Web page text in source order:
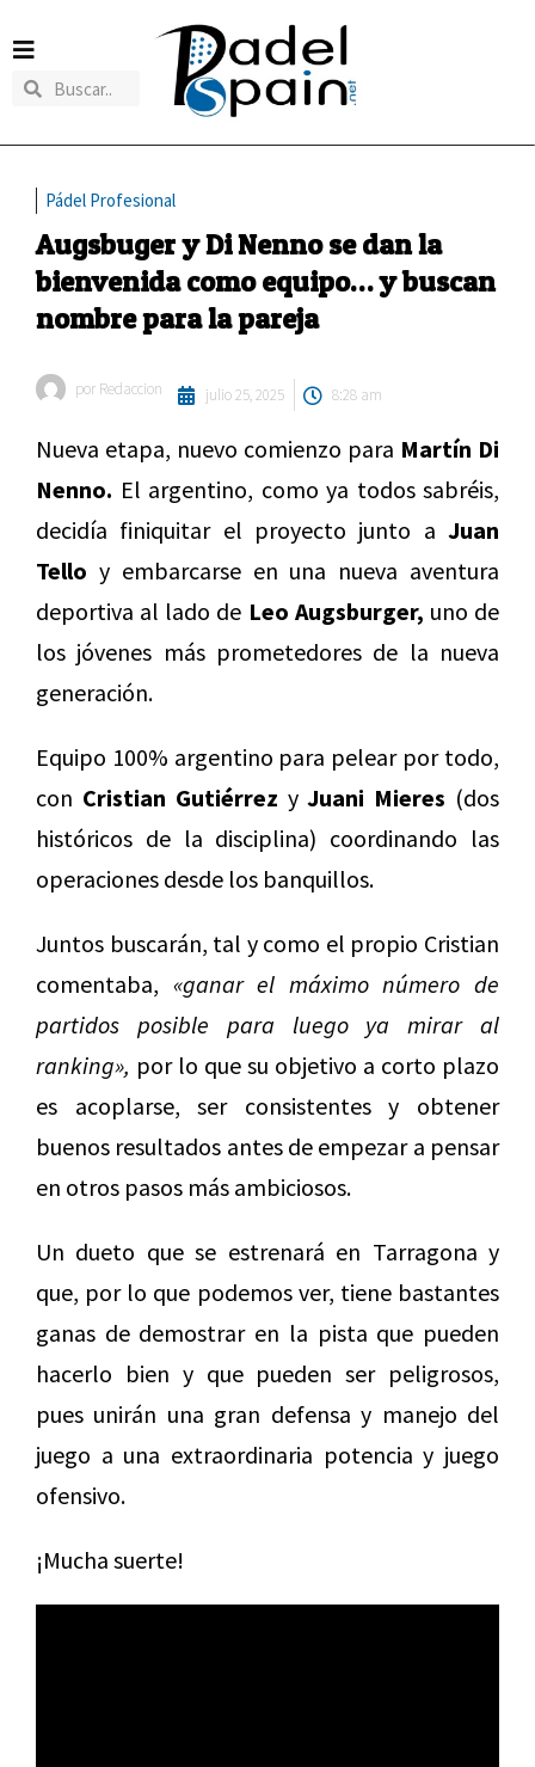
Pádel Profesional
Augsbuger y Di Nenno se dan la
bienvenida como equipo… y buscan
nombre para la pareja
por Redaccion julio 25, 2025 8:28 am
Nueva etapa, nuevo comienzo para Martín Di
Nenno. El argentino, como ya todos sabréis,
decidía finiquitar el proyecto junto a Juan
Tello y embarcarse en una nueva aventura
deportiva al lado de Leo Augsburger, uno de
los jóvenes más prometedores de la nueva
generación.
Equipo 100% argentino para pelear por todo,
con Cristian Gutiérrez yJuani Mieres (dos
históricos de la disciplina) coordinando las
operaciones desde los banquillos.
Juntos buscarán, tal y como el propio Cristian
comentaba, «ganar el máximo número de
partidos posible para luego ya mirar al
ranking», por lo que su objetivo a corto plazo
es acoplarse, ser consistentes y obtener
buenos resultados antes de empezar a pensar
en otros pasos más ambiciosos.
Un dueto que se estrenará en Tarragona y
que, por lo que podemos ver, tiene bastantes
ganas de demostrar en la pista que pueden
hacerlo bien y que pueden ser peligrosos,
pues unirán una gran defensa y manejo del
juego a una extraordinaria potencia y juego
ofensivo.
¡Mucha suerte!